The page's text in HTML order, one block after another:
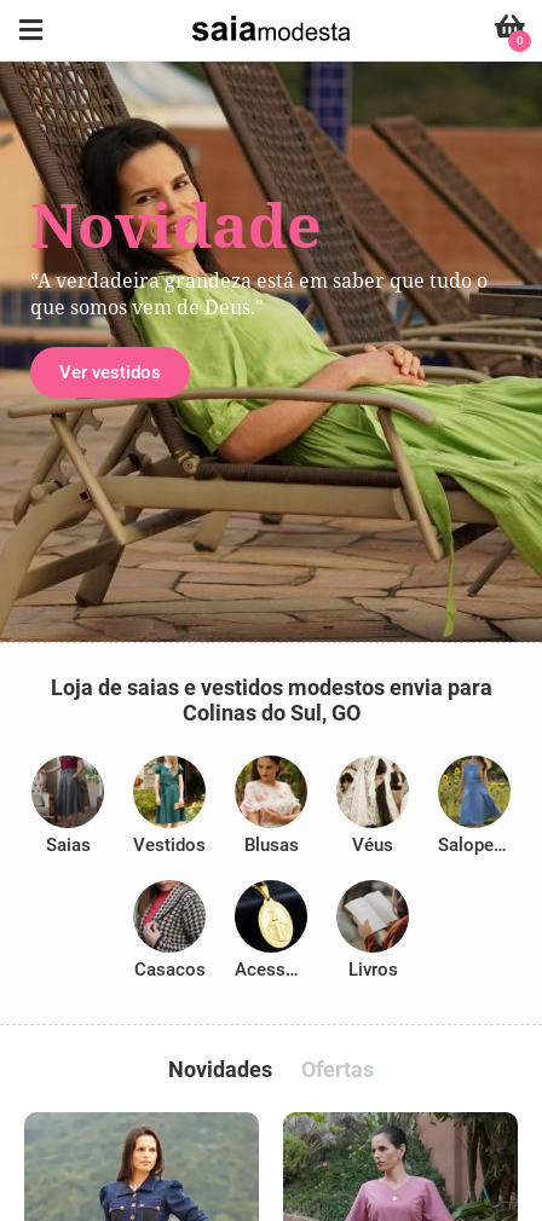
Novidade
“A verdadeira grandeza está em saber que tudo o
que somos vem de Deus."
Ver vestidos
0
Loja de saias e vestidos modestos envia para
Colinas do Sul, GO
Saias Vestidos Blusas Véus Salopetes
Casacos Acessórios Livros
Novidades Ofertas